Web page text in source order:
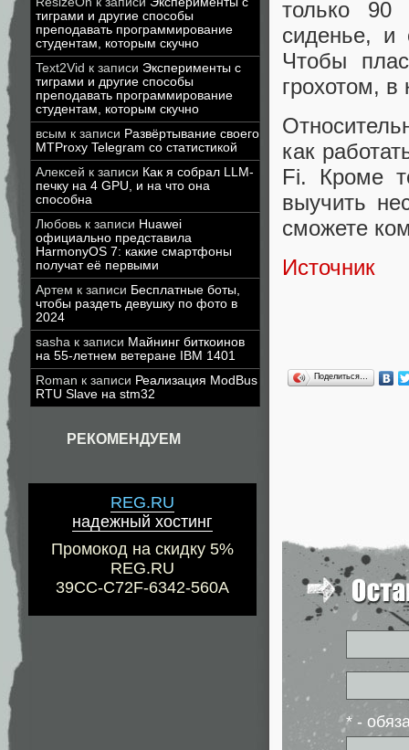
тиграми и другие способы
преподавать программирование
студентам, которым скучно
Text2Vid к записи Эксперименты с
тиграми и другие способы
преподавать программирование
студентам, которым скучно
всым к записи Развёртывание своего
MTProxy Telegram со статистикой
Алексей к записи Как я собрал LLM-
печку на 4 GPU, и на что она
способна
Любовь к записи Huawei
официально представила
HarmonyOS 7: какие смартфоны
получат её первыми
Артем к записи Бесплатные боты,
чтобы раздеть девушку по фото в
2024
sasha к записи Майнинг биткоинов
на 55-летнем ветеране IBM 1401
Roman к записи Реализация ModBus
RTU Slave на stm32
РЕКОМЕНДУЕМ
REG.RU
надежный хостинг
Промокод на скидку 5%
REG.RU
39CC-C72F-6342-560A
только 90
сиденье, и
Чтобы
грохотом, в
как
Fi. Кроме
выучить
сможете
Источник
Поделиться…
* -